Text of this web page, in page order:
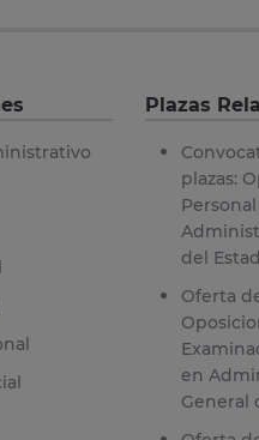
Plazas
plazas:
del
Oferta
en
General